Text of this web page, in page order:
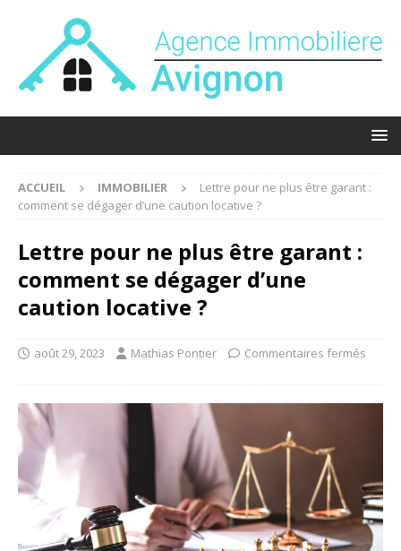
ACCUEIL IMMOBILIER
Lettre pour ne plus être garant :
comment se dégager d’une caution locative ?
Lettre pour ne plus être garant :
comment se dégager d’une
caution locative ?
août 29, 2023 Mathias Pontier Commentaires fermés